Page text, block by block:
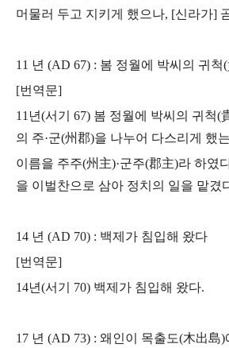
머물러 두고 지키게 했으나, [신라가]
11 년 (AD 67) : 봄 정월에 박씨의 귀척
[번역문]
11년(서기 67) 봄 정월에 박씨의 귀척(
의 주·군(州郡)을 나누어 다스리게 했
이름을 주주(州主)·군주(郡主)라 하였
을 이벌찬으로 삼아 정치의 일을 맡겼
14 년 (AD 70) : 백제가 침입해 왔다
[번역문]
14년(서기 70) 백제가 침입해 왔다.
17 년 (AD 73) : 왜인이 목출도(木出島